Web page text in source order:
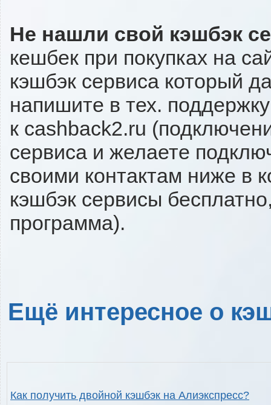
Не нашли свой кэшбэк
кешбек при покупках на
кэшбэк сервиса который
напишите в тех.
к cashback2.ru
сервиса и желаете
своими контактам ниже в
кэшбэк сервисы
программа).
Ещё интересное о
Как получить двойной кэшбэк на Алиэкспресс?